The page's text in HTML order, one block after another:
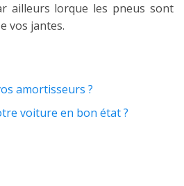
ailleurs lorque les pneus sont
vos jantes.
amortisseurs ?
voiture en bon état ?